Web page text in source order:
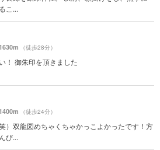
こ...
（徒歩28分）
！ 御朱印を頂きました
（徒歩24分）
）双龍図めちゃくちゃかっこよかったです！方
び...